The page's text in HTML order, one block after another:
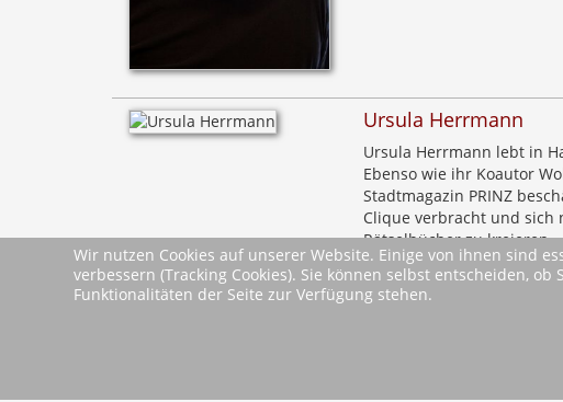
Ursula Herrmann
Ursula Herrmann lebt in
Ebenso wie ihr Koautor
Stadtmagazin PRINZ
Clique verbracht und sich
Rätselbücher zu kreieren.
Leseproben & Leseprobe
Wir nutzen Cookies auf unserer Website. Einige von ihnen sind
verbessern (Tracking Cookies). Sie können selbst entscheiden,
Funktionalitäten der Seite zur Verfügung stehen.